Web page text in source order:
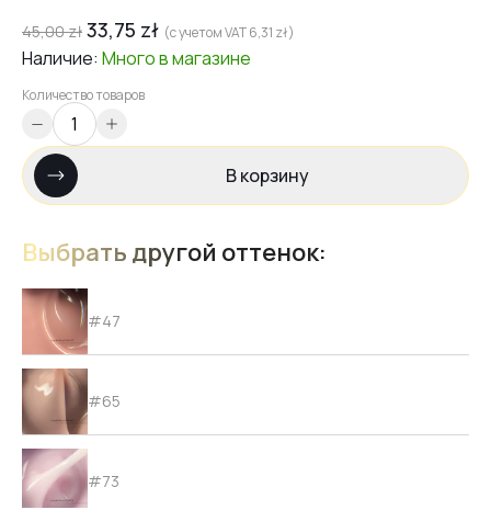
45,00zł 33,75 zł (с учетом VAT6,31 zł)
Наличие: Многов магазине
Количество товаров
В корзину
Выбрать другой оттенок:
#47
#65
#73